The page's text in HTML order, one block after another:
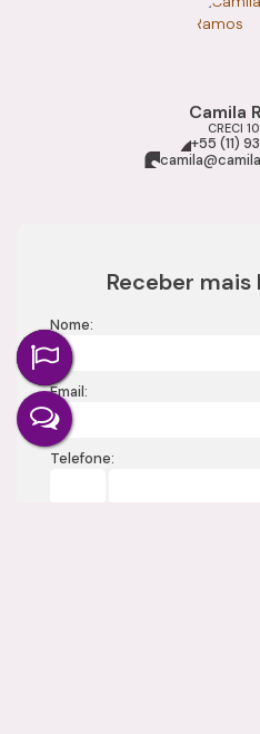
Camila
CRECI
+55 (11)
Receber
Nome:
Email:
Telefone: